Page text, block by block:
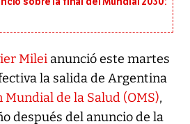
Milei anunció este martes
la salida de Argentina
Mundial de la Salud (OMS),
después del anuncio de la